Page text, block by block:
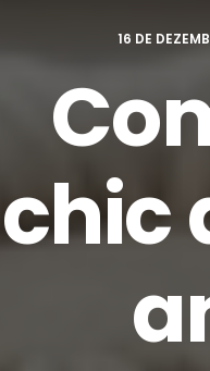
16 DE
chic